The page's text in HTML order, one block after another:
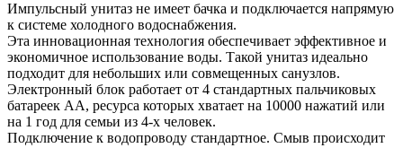
Импульсный унитаз не имеет бачка и подключается напрямую
к системе холодного водоснабжения.
Эта инновационная технология обеспечивает эффективное и
экономичное использование воды. Такой унитаз идеально
подходит для небольших или совмещенных санузлов.
Электронный блок работает от 4 стандартных пальчиковых
батареек АА, ресурса которых хватает на 10000 нажатий или
на 1 год для семьи из 4-х человек.
Подключение к водопроводу стандартное. Смыв происходит